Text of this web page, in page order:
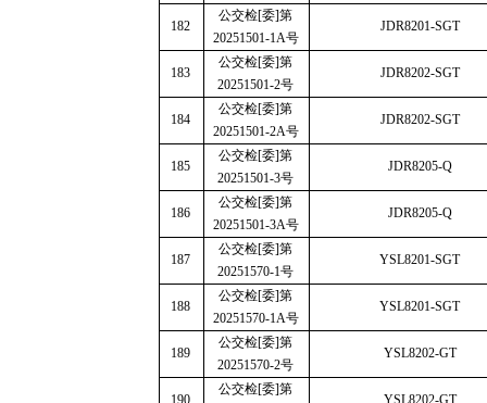
182
公交检[委]第
20251501-1A号
JDR8201-SGT
183
公交检[委]第
20251501-2号
JDR8202-SGT
184
公交检[委]第
20251501-2A号
JDR8202-SGT
185
公交检[委]第
20251501-3号
JDR8205-Q
186
公交检[委]第
20251501-3A号
JDR8205-Q
187
公交检[委]第
20251570-1号
YSL8201-SGT
188
公交检[委]第
20251570-1A号
YSL8201-SGT
189
公交检[委]第
20251570-2号
YSL8202-GT
190
公交检[委]第
YSL8202-GT